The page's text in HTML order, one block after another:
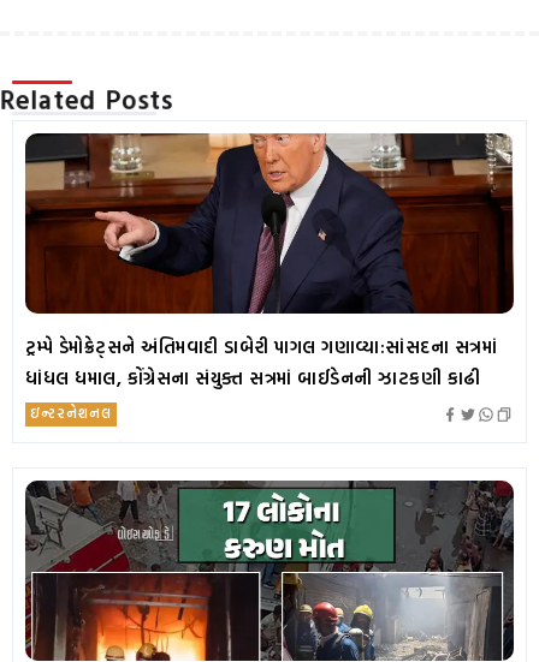
Related Posts
ટ્રમ્પે ડેમોક્રેટ્સને અંતિમવાદી ડાબેરી પાગલ ગણાવ્યા:સાંસદના સત્રમાં
ધાંધલ ધમાલ, કોંગ્રેસના સંયુક્ત સત્રમાં બાઈડેનની ઝાટકણી કાઢી
ઇન્ટરનેશનલ